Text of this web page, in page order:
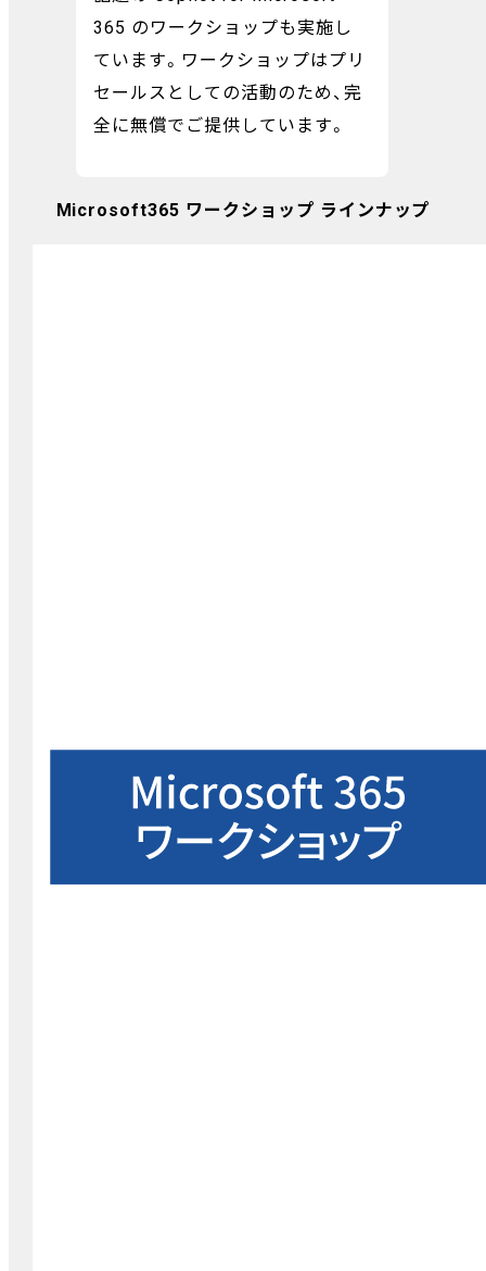
365 のワークショップも実施し
ています。ワークショップはプリ
セールスとしての活動のため、完
全に無償でご提供しています。
Microsoft365 ワークショップ ラインナップ